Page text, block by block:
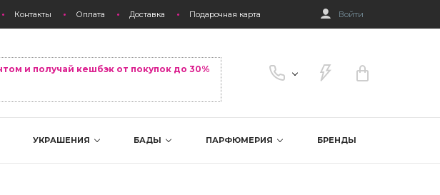
Контакты Оплата Доставка Подарочная карта Войти
и получай кешбэк от покупок до 30%
УКРАШЕНИЯ БАДЫ ПАРФЮМЕРИЯ БРЕНДЫ